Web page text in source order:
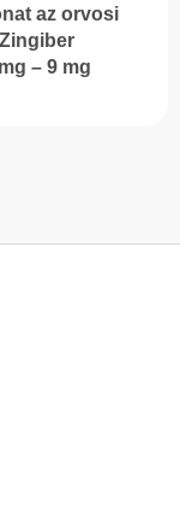
az orvosi
– 9 mg